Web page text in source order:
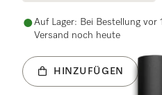
Auf Lager: Bei Bestellung vor
Versand noch heute
HINZUFÜGEN